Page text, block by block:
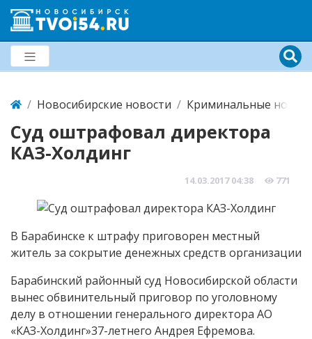
Новосибирские новости Криминальные
Суд оштрафовал директора
КАЗ-Холдинг
14.03.2017 04:38 771
В Барабинске к штрафу приговорен местный
житель за сокрытие денежных средств организации
Барабинский районный суд Новосибирской области
вынес обвинительный приговор по уголовному
делу в отношении генерального директора АО
«КАЗ-Холдинг»37-летнего Андрея Ефремова.